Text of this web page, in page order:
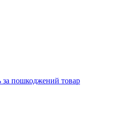
за пошкоджений товар